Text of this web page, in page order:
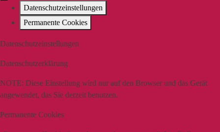
Datenschutzeinstellungen
Permanente Cookies
Datenschutzeinstellungen
Datenschutzerklärung
NOTE: Diese Einstellung wird nur auf den Browser und das Gerät
angewendet, das Sie derzeit benutzen.
Permanente Cookies